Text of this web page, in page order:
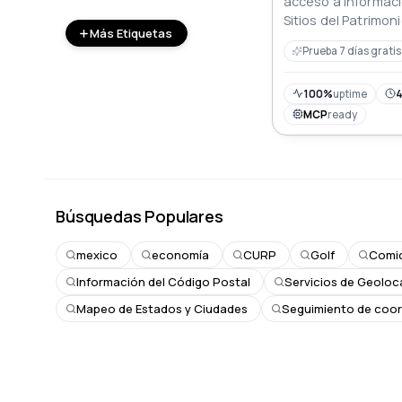
Más Etiquetas
Sitios del
UNESCO en
incluyendo sus
Prueba 7 días gratis
100%uptime
MCPready
Búsquedas Populares
mexico economía CURP Golf
Información del Código Postal
Servicios de
Mapeo de Estados y Ciudades
Seguimiento de